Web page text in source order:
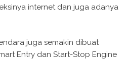
internet dan juga adanya
juga semakin dibuat
Entry dan Start-Stop Engine